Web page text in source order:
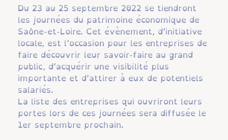
Du 23 au 25 septembre 2022 se tiendront
les journées du patrimoine économique de
Saône-et-Loire. Cet évènement, d’initiative
locale, est l’occasion pour les entreprises de
faire découvrir leur savoir-faire au grand
public, d’acquérir une visibilité plus
importante et d’attirer à eux de potentiels
salariés.
La liste des entreprises qui ouvriront leurs
portes lors de ces journées sera diffusée le
1er septembre prochain.